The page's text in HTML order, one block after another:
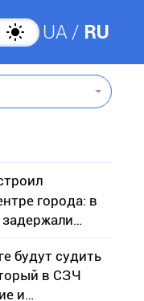
UA RU
города: в
будут судить
в СЗЧ
и